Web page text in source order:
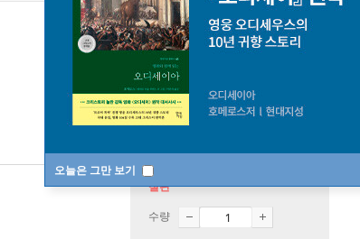
오늘은 그만 보기
절판
수량